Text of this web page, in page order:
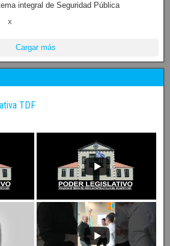
integral de Seguridad Pública
X
Cargar más
TDF